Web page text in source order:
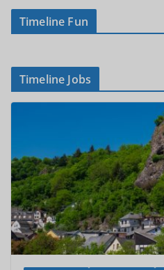
Timeline Fun
Timeline Jobs